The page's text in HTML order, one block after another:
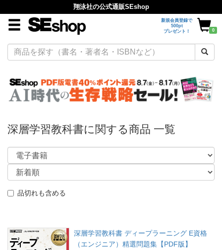
翔泳社の公式通販SEshop
新規会員登録で
500pt
プレゼント！
0
深層学習教科書に関する商品 一覧
品切れも含める
深層学習教科書 ディープラーニング E資格
（エンジニア）精選問題集【PDF版】